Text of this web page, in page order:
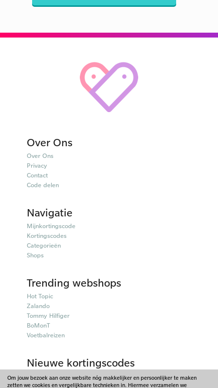
Over Ons
Over Ons
Privacy
Contact
Code delen
Navigatie
Mijnkortingscode
Kortingscodes
Categorieën
Shops
Trending webshops
Hot Topic
Zalando
Tommy Hilfiger
BoMonT
Voetbalreizen
Nieuwe kortingscodes
50plusmobiel kortingscodes
Parfumado kortingscodes
Om jouw bezoek aan onze website nóg makkelijker en persoonlijker te maken
zetten we cookies en vergelijkbare technieken in. Hiermee verzamelen we